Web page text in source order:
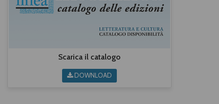
Scarica il catalogo
DOWNLOAD